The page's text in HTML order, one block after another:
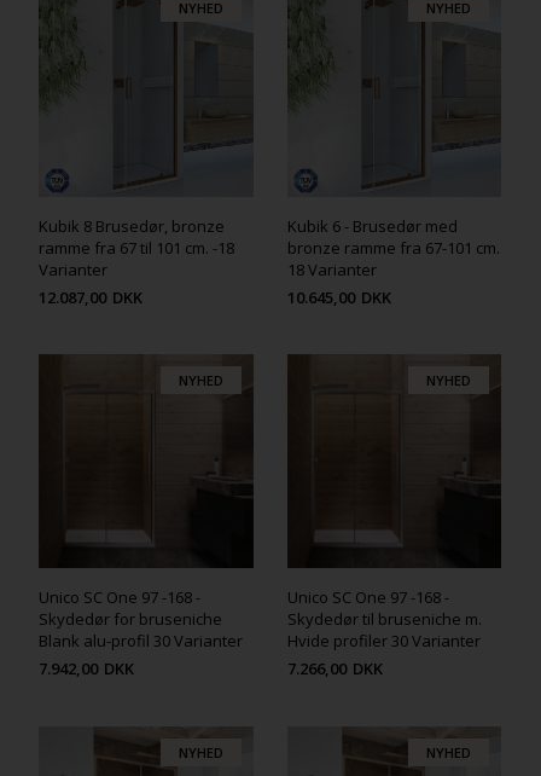
NYHED
Kubik 8 Brusedør, bronze
ramme fra 67 til 101 cm. -18
Varianter
12.087,00 DKK
NYHED
Kubik 6 - Brusedør med
bronze ramme fra 67-101 cm.
18 Varianter
10.645,00 DKK
NYHED
Unico SC One 97 -168 -
Skydedør for bruseniche
Blank alu-profil 30 Varianter
7.942,00 DKK
NYHED
Unico SC One 97 -168 -
Skydedør til bruseniche m.
Hvide profiler 30 Varianter
7.266,00 DKK
NYHED NYHED